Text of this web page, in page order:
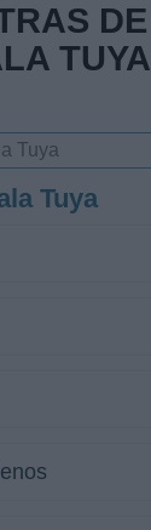
DE
TUYA
Tuya